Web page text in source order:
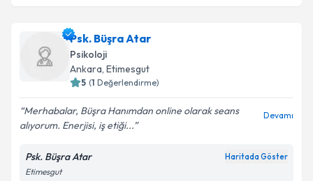
Aile Danışmanı Gülçin Harmankaya
takvimi talebi oluşturun. Size bu uzmandan randevu
almanız için bir takvim hazırlandığında e-posta ile
bilgilendireceğiz.
E-posta Adresiniz
Psk. Büşra Atar
Psikoloji
Ankara, Etimesgut
5 (1 Değerlendirme)
Merhabalar, Büşra Hanımdan online olarak seans
alıyorum. Enerjisi, iş etiği...
Devamı
Psk. Büşra Atar Haritada Göster
Etimesgut